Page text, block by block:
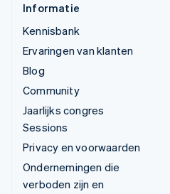
Informatie
Kennisbank
Ervaringen van klanten
Blog
Community
Jaarlijks congres
Sessions
Privacy en voorwaarden
Ondernemingen die
verboden zijn en